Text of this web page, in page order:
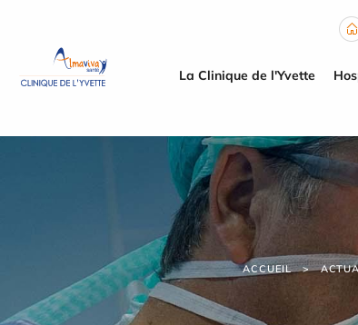
La Clinique de l'Yvette
ACCUEIL